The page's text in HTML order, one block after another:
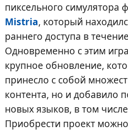
пиксельного симулятора
Mistria, который
раннего доступа в
Одновременно с этим
крупное обновление,
принесло с собой
контента, но и добавило
новых языков, в том числе
Приобрести проект